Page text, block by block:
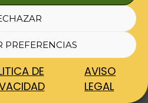
PREFERENCIAS
DE
AVISO
LEGAL
este viaje
navideño más.